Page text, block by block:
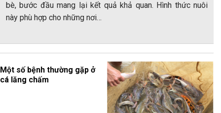
bè, bước đầu mang lại kết quả khả quan. Hình thức nuôi
này phù hợp cho những nơi…
Một số bệnh thường gặp ở
cá lăng chấm